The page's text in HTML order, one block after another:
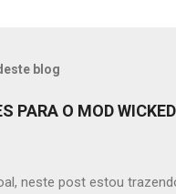
blog
PARA O MOD
neste post estou